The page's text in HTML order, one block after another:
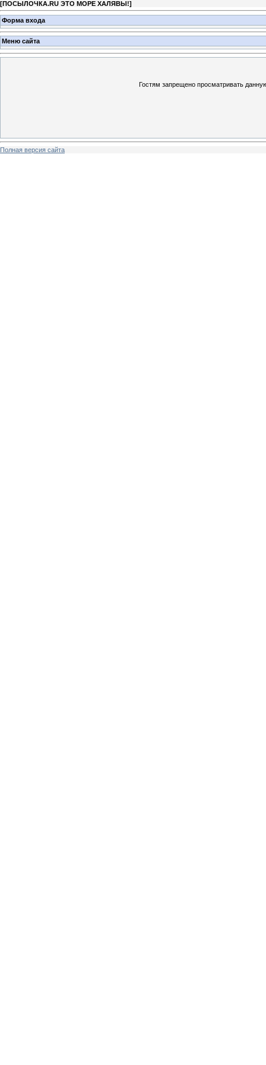
[ПОСЫЛОЧКА.RU ЭТО МОРЕ ХАЛЯВЫ!]
Форма входа
Меню сайта
Гостям запрещено просматривать
Полная версия сайта